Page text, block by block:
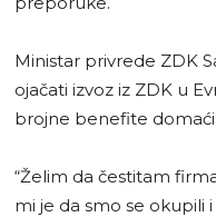
Ministar privrede ZDK
ojačati izvoz iz ZDK u
brojne benefite
“Želim da čestitam
mi je da smo se okupili